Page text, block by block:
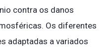
contra os danos
Os diferentes
adaptadas a variados